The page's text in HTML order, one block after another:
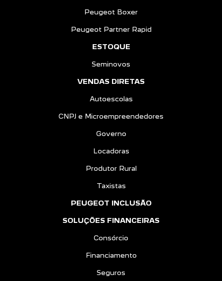
CNPJ e Microempreendedores
Governo
Locadoras
Produtor Rural
Taxistas
PEUGEOT INCLUSÃO
SOLUÇÕES FINANCEIRAS
Consórcio
Financiamento
Seguros
PÓS VENDAS
Peugeot Confiance
Recall
Peças e Acessórios
CONTATO
Sobre Nós